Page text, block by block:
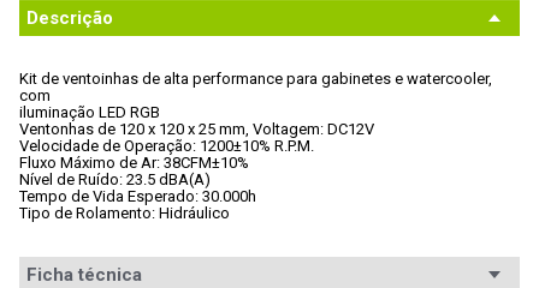
Descrição
Kit de ventoinhas de alta performance para gabinetes e watercooler,
com
iluminação LED RGB
Ventonhas de 120 x 120 x 25 mm, Voltagem: DC12V
Velocidade de Operação: 1200±10% R.P.M.
Fluxo Máximo de Ar: 38CFM±10%
Nível de Ruído: 23.5 dBA(A)
Tempo de Vida Esperado: 30.000h
Tipo de Rolamento: Hidráulico
Ficha técnica